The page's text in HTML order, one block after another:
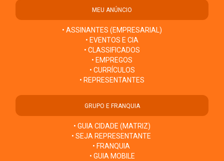
MEU ANÚNCIO
• ASSINANTES (EMPRESARIAL)
• EVENTOS E CIA
• CLASSIFICADOS
• EMPREGOS
• CURRÍCULOS
• REPRESENTANTES
GRUPO E FRANQUIA
• GUIA CIDADE (MATRIZ)
• SEJA REPRESENTANTE
• FRANQUIA
• GUIA MOBILE